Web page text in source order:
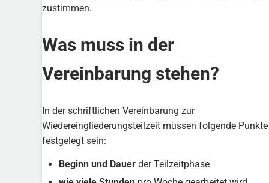
zustimmen.
Was muss in der
Vereinbarung stehen?
In der schriftlichen Vereinbarung zur
Wiedereingliederungsteilzeit müssen folgende Punkte
festgelegt sein:
Beginn und Dauerder Teilzeitphase